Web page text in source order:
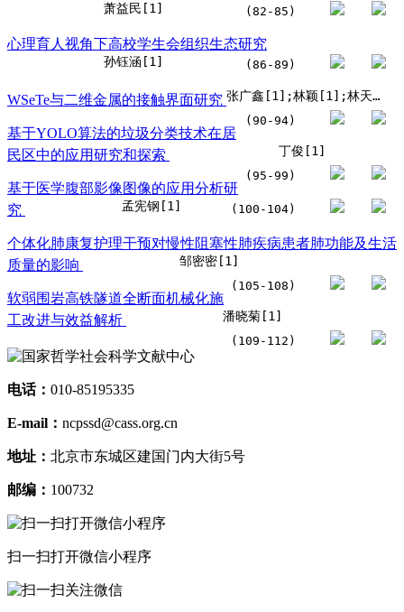
萧益民[1] (82-85)
心理育人视角下高校学生会组织生态研究
孙钰涵[1] (86-89)
WSeTe与二维金属的接触界面研究 张广鑫[1];林颖[1];林天海[1];黄晖[1]
(90-94)
基于YOLO算法的垃圾分类技术在居
民区中的应用研究和探索
丁俊[1]
(95-99)
基于医学腹部影像图像的应用分析研
究
孟宪钢[1] (100-104)
个体化肺康复护理干预对慢性阻塞性肺疾病患者肺功能及生活
质量的影响
邹密密[1]
(105-108)
软弱围岩高铁隧道全断面机械化施
工改进与效益解析
潘晓菊[1]
(109-112)
电话： 010-85195335
E-mail： ncpssd@cass.org.cn
地址： 北京市东城区建国门内大街5号
邮编： 100732
扫一扫打开微信小程序